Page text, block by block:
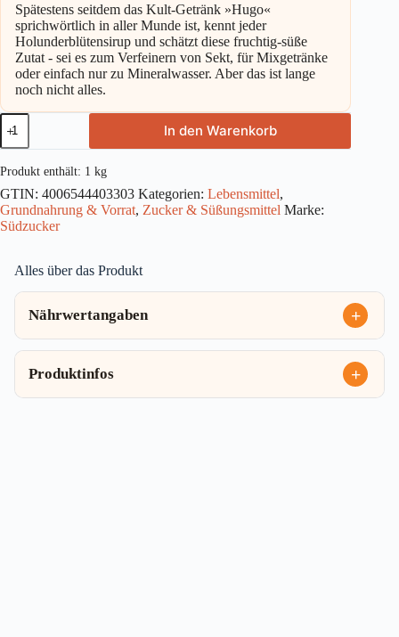
Spätestens seitdem das Kult-Getränk »Hugo«
sprichwörtlich in aller Munde ist, kennt jeder
Holunderblütensirup und schätzt diese fruchtig-süße
Zutat - sei es zum Verfeinern von Sekt, für Mixgetränke
oder einfach nur zu Mineralwasser. Aber das ist lange
noch nicht alles.
Südzucker
Sirup
Zucker
1kg
Menge
In den Warenkorb
Produkt enthält: 1 kg
GTIN: 4006544403303 Kategorien: Lebensmittel,
Grundnahrung & Vorrat, Zucker & Süßungsmittel Marke:
Südzucker
Alles über das Produkt
Nährwertangaben
Produktinfos